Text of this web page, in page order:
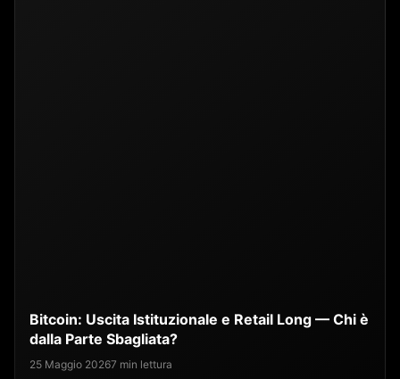
Bitcoin: Uscita Istituzionale e Retail Long — Chi è
dalla Parte Sbagliata?
25 Maggio 20267 min lettura